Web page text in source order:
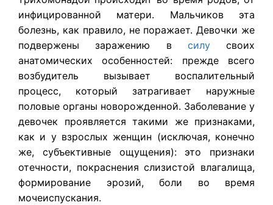
инфицированной матери. Мальчиков эта
болезнь, как правило, не поражает. Девочки же
подвержены заражению в силусвоих
анатомических особенностей: прежде всего
возбудитель вызывает воспалительный
процесс, который затрагивает наружные
половые органы новорожденной. Заболевание у
девочек проявляется такими же признаками,
как и у взрослых женщин (исключая, конечно
же, субъективные ощущения): это признаки
отечности, покраснения слизистой влагалища,
формирование эрозий, боли во время
мочеиспускания.